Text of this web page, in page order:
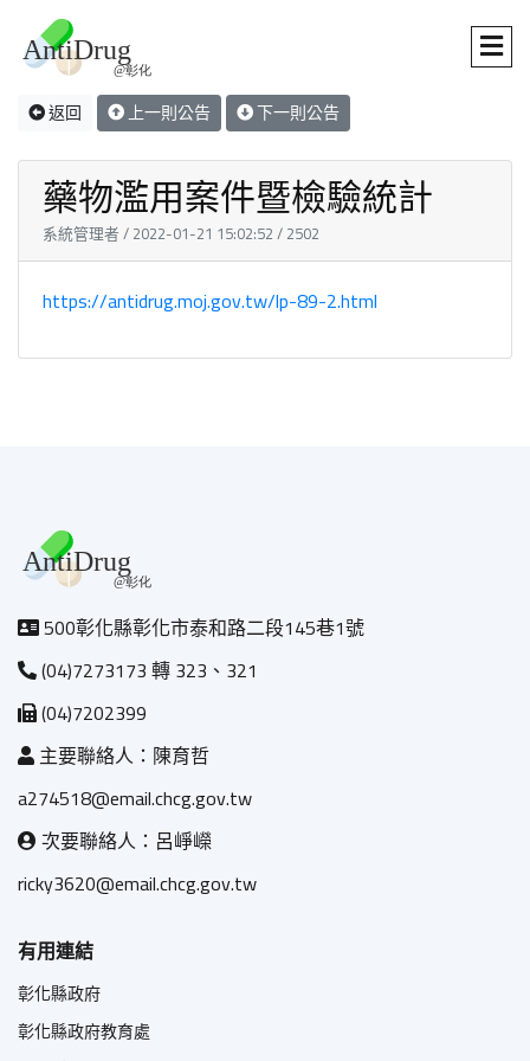
返回 上一則公告 下一則公告
藥物濫用案件暨檢驗統計
系統管理者 / 2022-01-21 15:02:52 / 2502
https://antidrug.moj.gov.tw/lp-89-2.html
500彰化縣彰化市泰和路二段145巷1號
(04)7273173 轉 323、321
(04)7202399
主要聯絡人：陳育哲
a274518@email.chcg.gov.tw
次要聯絡人：呂崢嶸
ricky3620@email.chcg.gov.tw
有用連結
彰化縣政府
彰化縣政府教育處